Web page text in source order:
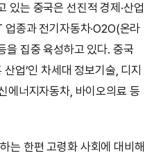
있는 중국은 선진적 경제·산업
종과 전기자동차·O2O(온라
을 집중 육성하고 있다. 중국
업’인 차세대 정보기술, 디지
에너지자동차, 바이오의료 등
는 한편 고령화 사회에 대비해